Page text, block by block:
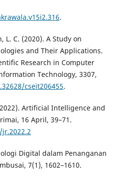
.
L. C. (2020). A Study on
and Their Applications.
Research in Computer
Technology, 3307,
cseit206455.
Artificial Intelligence and
16 April, 39–71.
Digital dalam Penanganan
7(1), 1602–1610.